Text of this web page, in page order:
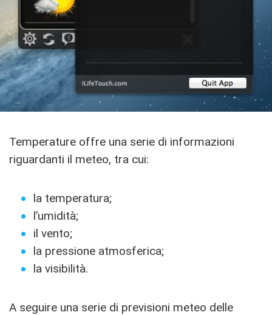
Temperature offre una serie di informazioni
riguardanti il meteo, tra cui:
la temperatura;
l’umidità;
il vento;
la pressione atmosferica;
la visibilità.
A seguire una serie di previsioni meteo delle